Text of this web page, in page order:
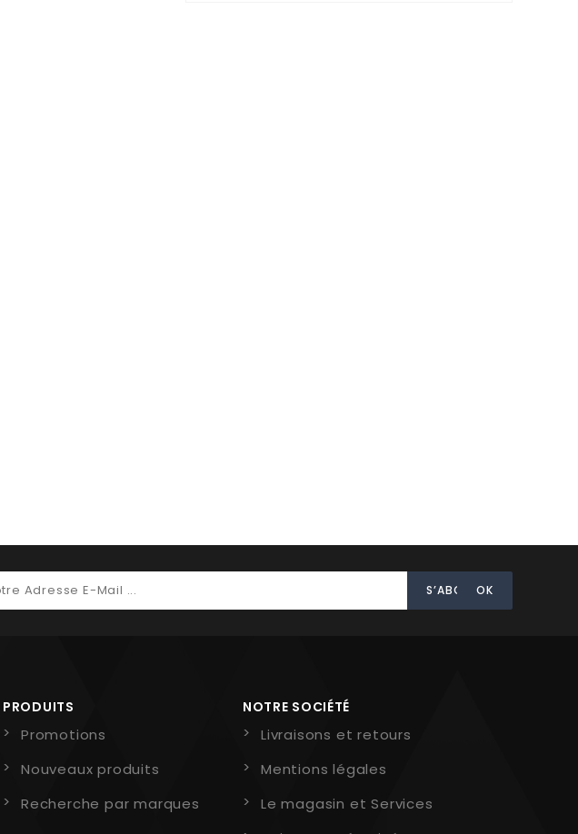
PRODUITS
Promotions
Nouveaux produits
Recherche par marques
NOTRE SOCIÉTÉ
Livraisons et retours
Mentions légales
Le magasin et Services